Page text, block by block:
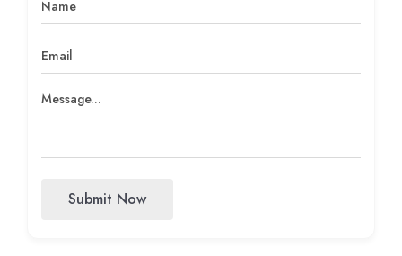
Submit Now